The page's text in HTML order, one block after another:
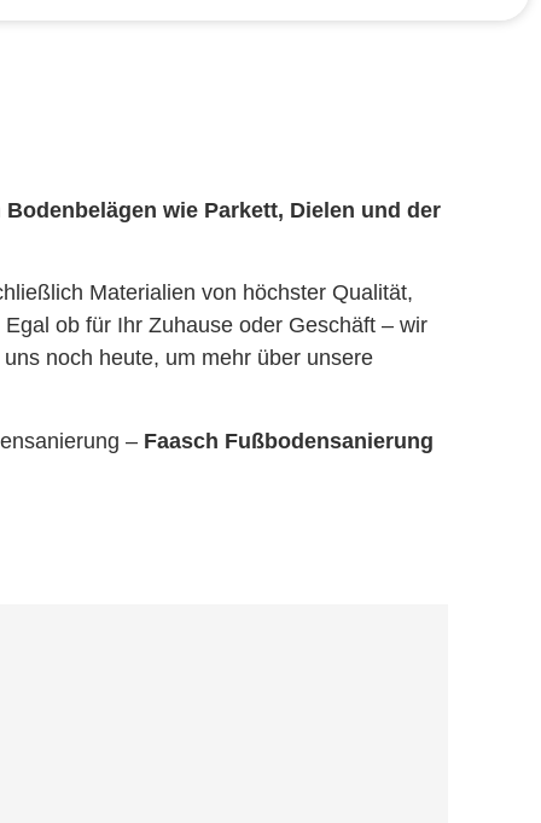
wie Parkett, Dielen und der
Materialien von höchster Qualität,
ob für Ihr Zuhause oder Geschäft – wir
noch heute, um mehr über unsere
– Faasch Fußbodensanierung